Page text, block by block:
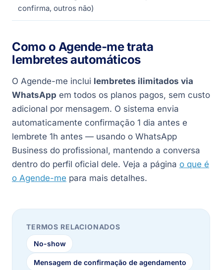
confirma, outros não)
Como o Agende-me trata
lembretes automáticos
O Agende-me inclui lembretes ilimitados via
WhatsApp em todos os planos pagos, sem custo
adicional por mensagem. O sistema envia
automaticamente confirmação 1 dia antes e
lembrete 1h antes — usando o WhatsApp
Business do profissional, mantendo a conversa
dentro do perfil oficial dele. Veja a página o que é
o Agende-me para mais detalhes.
TERMOS RELACIONADOS
No-show
Mensagem de confirmação de agendamento